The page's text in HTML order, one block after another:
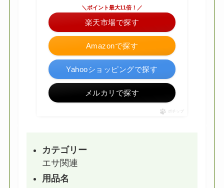
Amazonで探す
＼ポイント最大11倍！／
楽天市場で探す
Yahooショッピングで探す
メルカリで探す
ポチップ
カテゴリー
エサ関連
用品名